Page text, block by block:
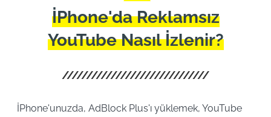
İPhone'da Reklamsız
YouTube Nasıl İzlenir?
İPhone'unuzda, AdBlock Plus'ı yüklemek, YouTube